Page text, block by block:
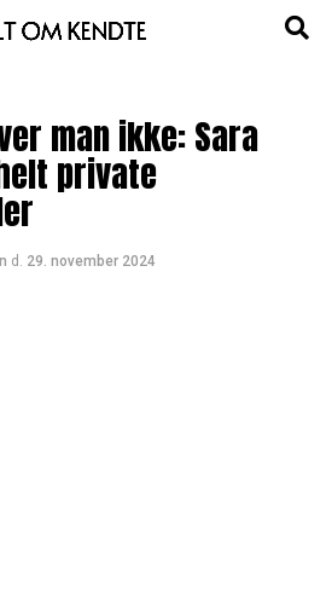
man ikke: Sara
private
d. 29. november 2024